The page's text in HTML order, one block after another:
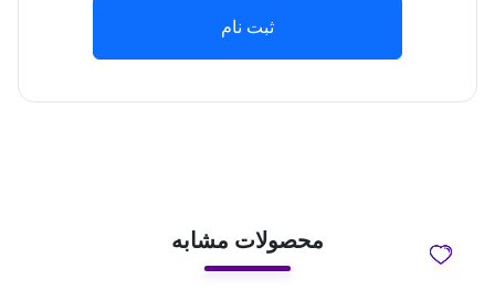
ثبت نام
محصولات مشابه